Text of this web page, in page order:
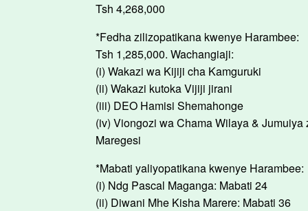
Tsh 4,268,000
*Fedha zilizopatikana kwenye Harambee:
Tsh 1,285,000. Wachangiaji:
(i) Wakazi wa Kijiji cha Kamguruki
(ii) Wakazi kutoka Vijiji jirani
(iii) DEO Hamisi Shemahonge
(iv) Viongozi wa Chama Wilaya &
Maregesi
*Mabati yaliyopatikana kwenye Harambee:
(i) Ndg Pascal Maganga: Mabati 24
(ii) Diwani Mhe Kisha Marere: Mabati 36